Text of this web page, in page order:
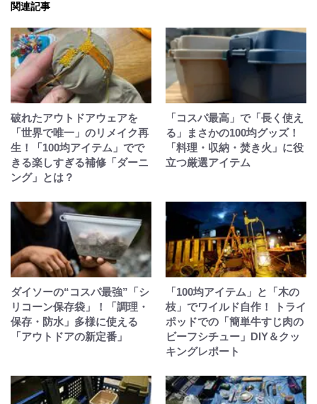
関連記事
破れたアウトドアウェアを
「世界で唯一」のリメイク再
生！「100均アイテム」でで
きる楽しすぎる補修「ダーニ
ング」とは？
「コスパ最高」で「長く使え
る」まさかの100均グッズ！
「料理・収納・焚き火」に役
立つ厳選アイテム
ダイソーの“コスパ最強”「シ
リコーン保存袋」！「調理・
保存・防水」多様に使える
「アウトドアの新定番」
「100均アイテム」と「木の
枝」でワイルド自作！ トライ
ポッドでの「簡単牛すじ肉の
ビーフシチュー」DIY＆クッ
キングレポート